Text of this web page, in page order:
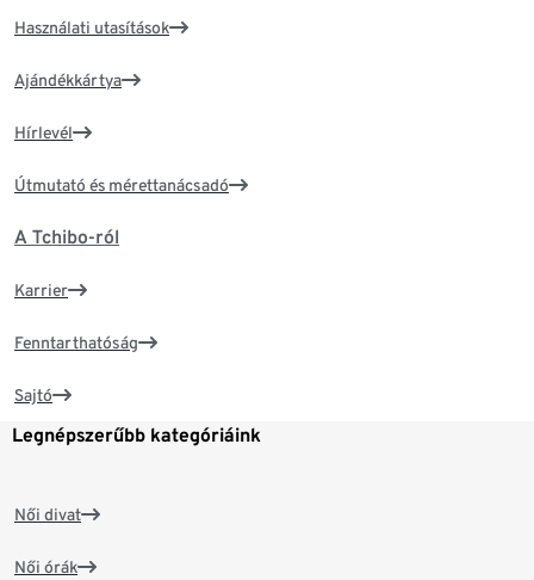
Használati utasítások
Ajándékkártya
Hírlevél
Útmutató és mérettanácsadó
A Tchibo-ról
Karrier
Fenntarthatóság
Sajtó
Legnépszerűbb kategóriáink
Női divat
Női órák